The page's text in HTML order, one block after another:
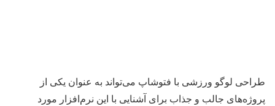
طراحی لوگو ورزشی با فتوشاپ می‌تواند به عنوان یکی از
پروژه‌های جالب و جذاب برای آشنایی با این نرم‌افزار مورد